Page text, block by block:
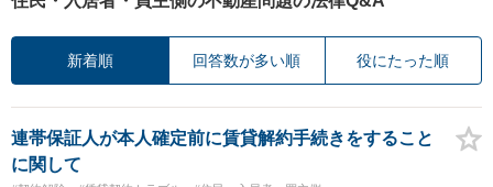
新着順 回答数が多い順 役にたった順
連帯保証人が本人確定前に賃貸解約手続きをすること
に関して